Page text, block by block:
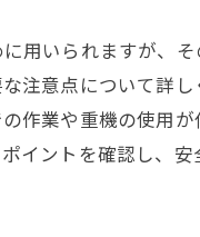
用いられますが、
注意点について詳
作業や重機の使用
イントを確認し、